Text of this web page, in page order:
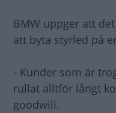
BMW uppger att
att byta styrled på
- Kunder som är
rullat alltför långt
goodwill.